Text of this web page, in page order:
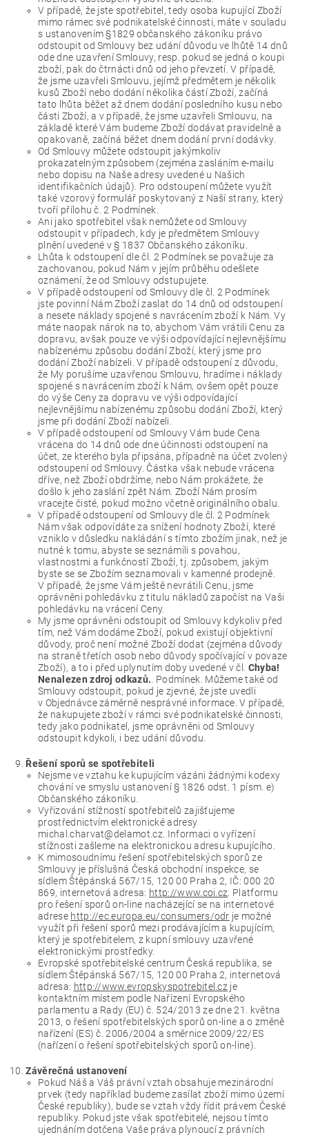
V případě, že jste spotřebitel, tedy osoba kupující Zboží
mimo rámec své podnikatelské činnosti, máte v souladu
s ustanovením §1829 občanského zákoníku právo
odstoupit od Smlouvy bez udání důvodu ve lhůtě 14 dnů
ode dne uzavření Smlouvy, resp. pokud se jedná o koupi
zboží, pak do čtrnácti dnů od jeho převzetí. V případě,
že jsme uzavřeli Smlouvu, jejímž předmětem je několik
kusů Zboží nebo dodání několika částí Zboží, začíná
tato lhůta běžet až dnem dodání posledního kusu nebo
části Zboží, a v případě, že jsme uzavřeli Smlouvu, na
základě které Vám budeme Zboží dodávat pravidelně a
opakovaně, začíná běžet dnem dodání první dodávky.
Od Smlouvy můžete odstoupit jakýmkoliv
prokazatelným způsobem (zejména zasláním e-mailu
nebo dopisu na Naše adresy uvedené u Našich
identifikačních údajů). Pro odstoupení můžete využít
také vzorový formulář poskytovaný z Naší strany, který
tvoří přílohu č. 2 Podmínek.
Ani jako spotřebitel však nemůžete od Smlouvy
odstoupit v případech, kdy je předmětem Smlouvy
plnění uvedené v § 1837 Občanského zákoníku.
Lhůta k odstoupení dle čl. 2 Podmínek se považuje za
zachovanou, pokud Nám v jejím průběhu odešlete
oznámení, že od Smlouvy odstupujete.
V případě odstoupení od Smlouvy dle čl. 2 Podmínek
jste povinní Nám Zboží zaslat do 14 dnů od odstoupení
a nesete náklady spojené s navrácením zboží k Nám. Vy
máte naopak nárok na to, abychom Vám vrátili Cenu za
dopravu, avšak pouze ve výši odpovídající nejlevnějšímu
nabízenému způsobu dodání Zboží, který jsme pro
dodání Zboží nabízeli. V případě odstoupení z důvodu,
že My porušíme uzavřenou Smlouvu, hradíme i náklady
spojené s navrácením zboží k Nám, ovšem opět pouze
do výše Ceny za dopravu ve výši odpovídající
nejlevnějšímu nabízenému způsobu dodání Zboží, který
jsme při dodání Zboží nabízeli.
V případě odstoupení od Smlouvy Vám bude Cena
vrácena do 14 dnů ode dne účinnosti odstoupení na
účet, ze kterého byla připsána, případně na účet zvolený
odstoupení od Smlouvy. Částka však nebude vrácena
dříve, než Zboží obdržíme, nebo Nám prokážete, že
došlo k jeho zaslání zpět Nám. Zboží Nám prosím
vracejte čisté, pokud možno včetně originálního obalu.
V případě odstoupení od Smlouvy dle čl. 2 Podmínek
Nám však odpovídáte za snížení hodnoty Zboží, které
vzniklo v důsledku nakládání s tímto zbožím jinak, než je
nutné k tomu, abyste se seznámili s povahou,
vlastnostmi a funkčností Zboží, tj. způsobem, jakým
byste se se Zbožím seznamovali v kamenné prodejně.
V případě, že jsme Vám ještě nevrátili Cenu, jsme
oprávněni pohledávku z titulu nákladů započíst na Vaši
pohledávku na vrácení Ceny.
My jsme oprávněni odstoupit od Smlouvy kdykoliv před
tím, než Vám dodáme Zboží, pokud existují objektivní
důvody, proč není možné Zboží dodat (zejména důvody
na straně třetích osob nebo důvody spočívající v povaze
Zboží), a to i před uplynutím doby uvedené v čl. Chyba!
Nenalezen zdroj odkazů. . Podmínek. Můžeme také od
Smlouvy odstoupit, pokud je zjevné, že jste uvedli
v Objednávce záměrně nesprávné informace. V případě,
že nakupujete zboží v rámci své podnikatelské činnosti,
tedy jako podnikatel, jsme oprávněni od Smlouvy
odstoupit kdykoli, i bez udání důvodu.
Řešení sporů se spotřebiteli
Nejsme ve vztahu ke kupujícím vázáni žádnými kodexy
chování ve smyslu ustanovení § 1826 odst. 1 písm. e)
Občanského zákoníku.
Vyřizování stížností spotřebitelů zajišťujeme
prostřednictvím elektronické adresy
michal.charvat@delamot.cz. Informaci o vyřízení
stížnosti zašleme na elektronickou adresu kupujícího.
K mimosoudnímu řešení spotřebitelských sporů ze
Smlouvy je příslušná Česká obchodní inspekce, se
sídlem Štěpánská 567/15, 120 00 Praha 2, IČ: 000 20
869, internetová adresa: http://www.coi.cz . Platformu
pro řešení sporů on-line nacházející se na internetové
adrese http://ec.europa.eu/consumers/odr je možné
využít při řešení sporů mezi prodávajícím a kupujícím,
který je spotřebitelem, z kupní smlouvy uzavřené
elektronickými prostředky.
Evropské spotřebitelské centrum Česká republika, se
sídlem Štěpánská 567/15, 120 00 Praha 2, internetová
adresa: http://www.evropskyspotrebitel.cz je
kontaktním místem podle Nařízení Evropského
parlamentu a Rady (EU) č. 524/2013 ze dne 21. května
2013, o řešení spotřebitelských sporů on-line a o změně
nařízení (ES) č. 2006/2004 a směrnice 2009/22/ES
(nařízení o řešení spotřebitelských sporů on-line).
Závěrečná ustanovení
Pokud Náš a Váš právní vztah obsahuje mezinárodní
prvek (tedy například budeme zasílat zboží mimo území
České republiky), bude se vztah vždy řídit právem České
republiky. Pokud jste však spotřebitelé, nejsou tímto
ujednáním dotčena Vaše práva plynoucí z právních